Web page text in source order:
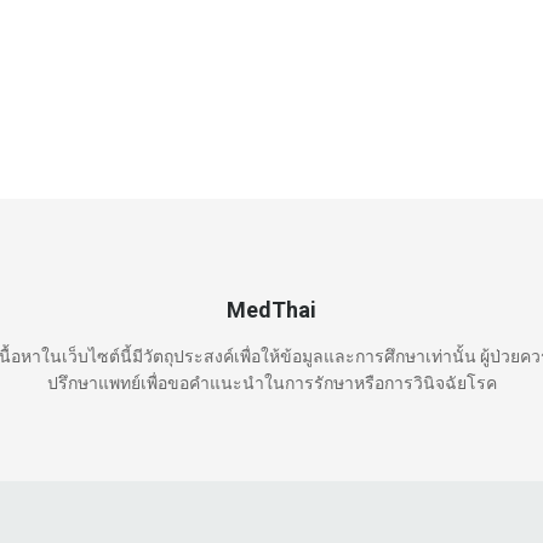
MedThai
อหาในเว็บไซต์นี้มีวัตถุประสงค์เพื่อให้ข้อมูลและการศึกษาเท่านั้น ผู้ป่วยค
ปรึกษาแพทย์เพื่อขอคำแนะนำในการรักษาหรือการวินิจฉัยโรค